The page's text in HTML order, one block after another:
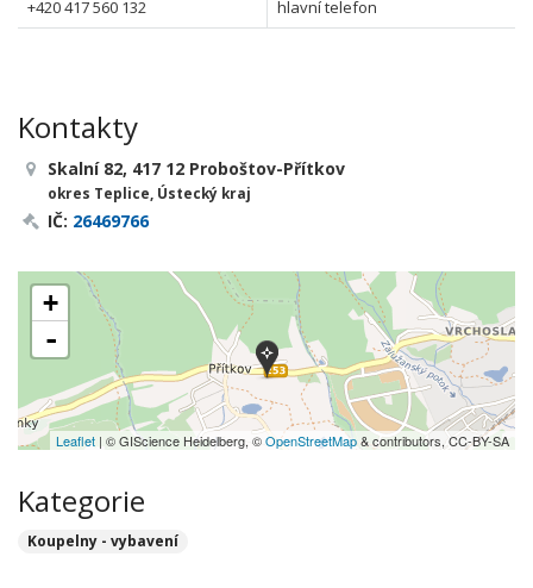
+420 417 560 132 hlavní telefon
Kontakty
Skalní 82, 417 12 Proboštov-Přítkov
okres Teplice, Ústecký kraj
IČ: 26469766
+
-
Leaflet | © GIScience Heidelberg, ©OpenStreetMap& contributors, CC-BY-SA
Kategorie
Koupelny - vybavení